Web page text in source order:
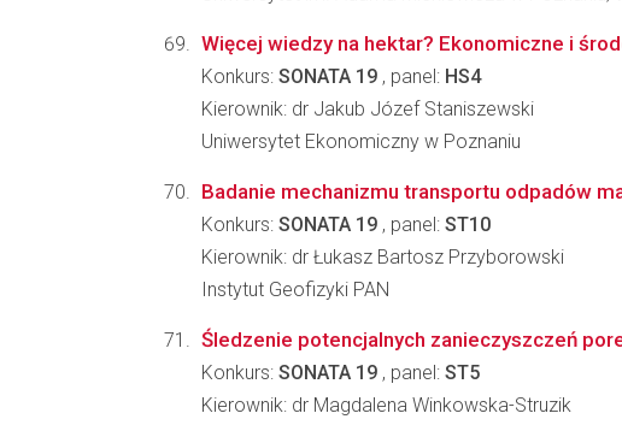
Więcej wiedzy na hektar? Ekonomiczne i
Konkurs: SONATA 19 , panel: HS4
Kierownik: dr Jakub Józef Staniszewski
Uniwersytet Ekonomiczny w Poznaniu
Badanie mechanizmu transportu odpadów
Konkurs: SONATA 19 , panel: ST10
Kierownik: dr Łukasz Bartosz Przyborowski
Instytut Geofizyki PAN
Śledzenie potencjalnych zanieczyszczeń
Konkurs: SONATA 19 , panel: ST5
Kierownik: dr Magdalena Winkowska-Struzik